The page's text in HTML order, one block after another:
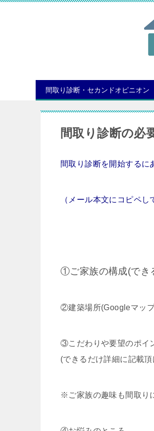
間取り診断・セカンドオピニオン
間取り診断の必
間取り診断を開始するに
（メール本文にコピペし
①ご家族の構成(でき
②建築場所(Googleマッ
③こだわりや要望のポイ
(できるだけ詳細に記載
※ご家族の趣味も間取り